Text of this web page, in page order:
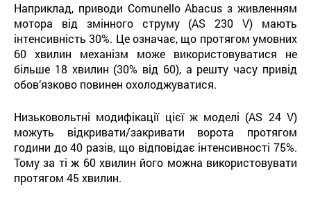
Наприклад, приводи Comunello Abacus з живленням
мотора від змінного струму (AS 230 V) мають
інтенсивність 30%. Це означає, що протягом умовних
60 хвилин механізм може використовуватися не
більше 18 хвилин (30% від 60), а решту часу привід
обов’язково повинен охолоджуватися.
Низьковольтні модифікації цієї ж моделі (AS 24 V)
можуть відкривати/закривати ворота протягом
години до 40 разів, що відповідає інтенсивності 75%.
Тому за ті ж 60 хвилин його можна використовувати
протягом 45 хвилин.